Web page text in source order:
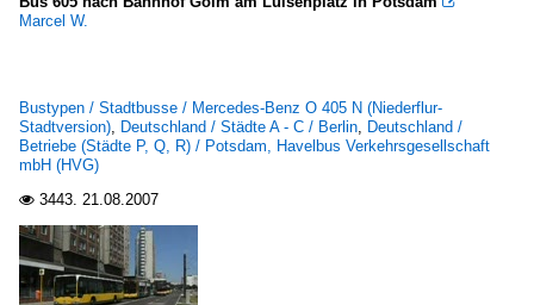
Marcel W.
Bustypen / Stadtbusse / Mercedes-Benz O 405 N (Niederflur-
Stadtversion), Deutschland / Städte A - C / Berlin, Deutschland /
Betriebe (Städte P, Q, R) / Potsdam, Havelbus Verkehrsgesellschaft
mbH (HVG)
 3443. 21.08.2007